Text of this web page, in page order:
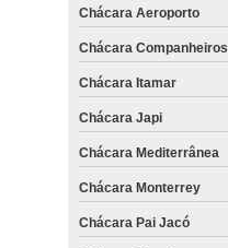
Chácara Aeroporto
Chácara Companheiros
Chácara Itamar
Chácara Japi
Chácara Mediterrânea
Chácara Monterrey
Chácara Pai Jacó